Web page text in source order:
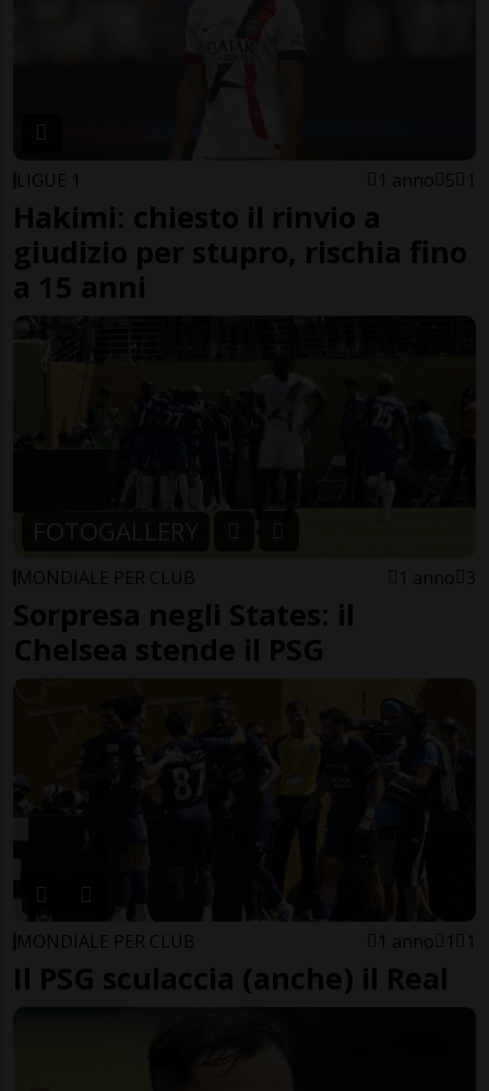
LIGUE 1 1 anno 5 1
Hakimi: chiesto il rinvio a
giudizio per stupro, rischia fino
a 15 anni
MONDIALE PER CLUB 1 anno 3
Sorpresa negli States: il
Chelsea stende il PSG
MONDIALE PER CLUB 1 anno 1 1
Il PSG sculaccia (anche) il Real